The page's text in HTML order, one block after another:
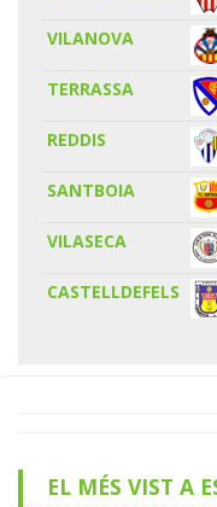
VILANOVA
TERRASSA
REDDIS
SANTBOIA
VILASECA
CASTELLDEFELS
EL MÉS VIST A